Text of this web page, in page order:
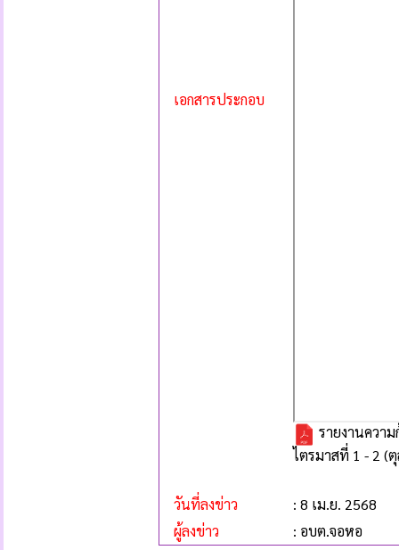
เอกสารประกอบ
รายงานควา
ไตรมาสที่ 1 - 2 (
วันที่ลงข่าว
: 8 เม.ย. 2568
ผู้ลงข่าว
: อบต.จอหอ